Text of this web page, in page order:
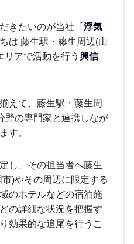
きたいのが当社「浮気
は 藤生駅・藤生周辺(山
リアで活動を行う 興信
えて、藤生駅・藤生周
野の専門家と連携しなが
す。
し、その担当者へ藤生
)やその周辺に限定する
のホテルなどの宿泊施
の詳細な状況を把握す
効果的な追尾を行うこ